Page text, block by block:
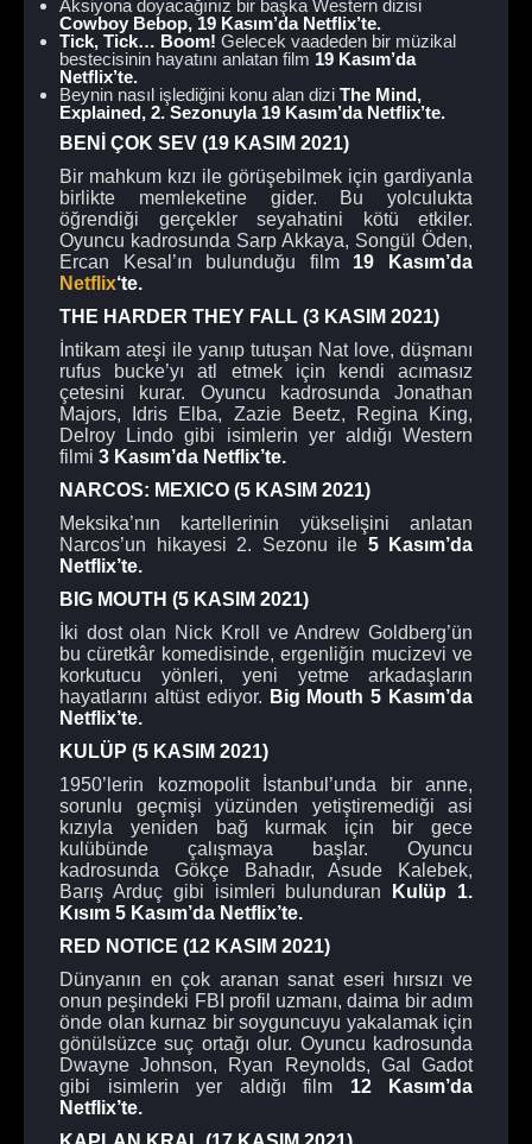
Aksiyona doyacağınız bir başka Western dizisi
Cowboy Bebop, 19 Kasım’da Netflix’te.
Tick, Tick… Boom! Gelecek vaadeden bir müzikal
bestecisinin hayatını anlatan film 19 Kasım’da
Netflix’te.
Beynin nasıl işlediğini konu alan dizi The Mind,
Explained, 2. Sezonuyla 19 Kasım’da Netflix’te.
BENİ ÇOK SEV (19 KASIM 2021)
Bir mahkum kızı ile görüşebilmek için gardiyanla
birlikte memleketine gider. Bu yolculukta
öğrendiği gerçekler seyahatini kötü etkiler.
Oyuncu kadrosunda Sarp Akkaya, Songül Öden,
Ercan Kesal’ın bulunduğu film 19 Kasım’da
Netflix‘te.
THE HARDER THEY FALL (3 KASIM 2021)
İntikam ateşi ile yanıp tutuşan Nat love, düşmanı
rufus bucke’yı atl etmek için kendi acımasız
çetesini kurar. Oyuncu kadrosunda Jonathan
Majors, Idris Elba, Zazie Beetz, Regina King,
Delroy Lindo gibi isimlerin yer aldığı Western
filmi 3 Kasım’da Netflix’te.
NARCOS: MEXICO (5 KASIM 2021)
Meksika’nın kartellerinin yükselişini anlatan
Narcos’un hikayesi 2. Sezonu ile 5 Kasım’da
Netflix’te.
BIG MOUTH (5 KASIM 2021)
İki dost olan Nick Kroll ve Andrew Goldberg’ün
bu cüretkâr komedisinde, ergenliğin mucizevi ve
korkutucu yönleri, yeni yetme arkadaşların
hayatlarını altüst ediyor. Big Mouth 5 Kasım’da
Netflix’te.
KULÜP (5 KASIM 2021)
1950’lerin kozmopolit İstanbul’unda bir anne,
sorunlu geçmişi yüzünden yetiştiremediği asi
kızıyla yeniden bağ kurmak için bir gece
kulübünde çalışmaya başlar. Oyuncu
kadrosunda Gökçe Bahadır, Asude Kalebek,
Barış Arduç gibi isimleri bulunduran
Kulüp 1.
Kısım 5 Kasım’da Netflix’te.
RED NOTICE (12 KASIM 2021)
Dünyanın en çok aranan sanat eseri hırsızı ve
onun peşindeki FBI profil uzmanı, daima bir adım
önde olan kurnaz bir soyguncuyu yakalamak için
gönülsüzce suç ortağı olur. Oyuncu kadrosunda
Dwayne Johnson, Ryan Reynolds, Gal Gadot
gibi isimlerin yer aldığı film 12 Kasım’da
Netflix’te.